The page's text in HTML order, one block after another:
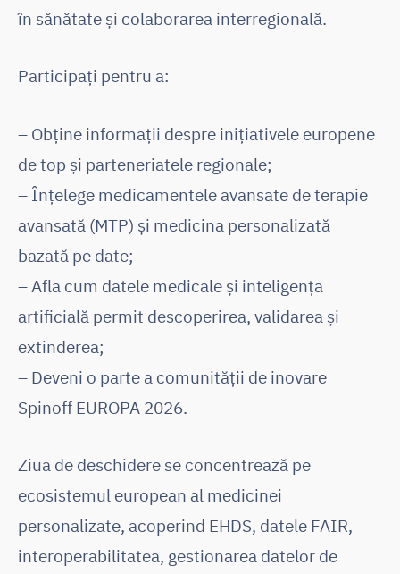
în sănătate și colaborarea interregională.
Participați pentru a:
– Obține informații despre inițiativele europene
de top și parteneriatele regionale;
– Înțelege medicamentele avansate de terapie
avansată (MTP) și medicina personalizată
bazată pe date;
– Afla cum datele medicale și inteligența
artificială permit descoperirea, validarea și
extinderea;
– Deveni o parte a comunității de inovare
Spinoff EUROPA 2026.
Ziua de deschidere se concentrează pe
ecosistemul european al medicinei
personalizate, acoperind EHDS, datele FAIR,
interoperabilitatea, gestionarea datelor de